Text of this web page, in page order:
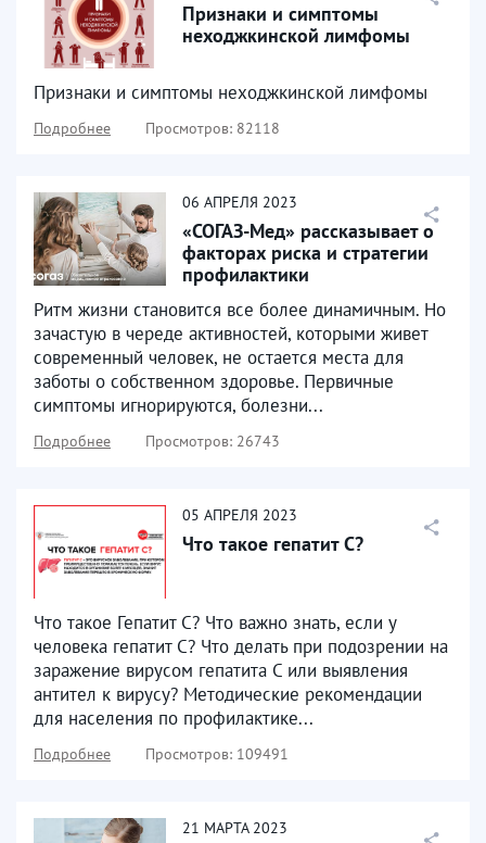
Признаки и симптомы
неходжкинской лимфомы
Признаки и симптомы неходжкинской лимфомы
Подробнее Просмотров: 82118
06 АПРЕЛЯ 2023
«СОГАЗ-Мед» рассказывает о
факторах риска и стратегии
профилактики
неинфекционных
заболеваний
Ритм жизни становится все более динамичным. Но
зачастую в череде активностей, которыми живет
современный человек, не остается места для
заботы о собственном здоровье. Первичные
симптомы игнорируются, болезни...
Подробнее Просмотров: 26743
05 АПРЕЛЯ 2023
Что такое гепатит С?
Что такое Гепатит С? Что важно знать, если у
человека гепатит С? Что делать при подозрении на
заражение вирусом гепатита С или выявления
антител к вирусу? Методические рекомендации
для населения по профилактике...
Подробнее Просмотров: 109491
21 МАРТА 2023